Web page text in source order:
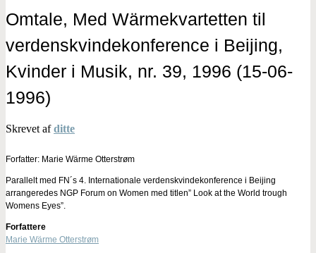
Omtale, Med Wärmekvartetten til
verdenskvindekonference i Beijing,
Kvinder i Musik, nr. 39, 1996 (15-06-
1996)
Skrevet afditte
Forfatter: Marie Wärme Otterstrøm
Parallelt med FN´s 4. Internationale verdenskvindekonference i Beijing
arrangeredes NGP Forum on Women med titlen” Look at the World trough
Womens Eyes”.
Forfattere
Marie Wärme Otterstrøm